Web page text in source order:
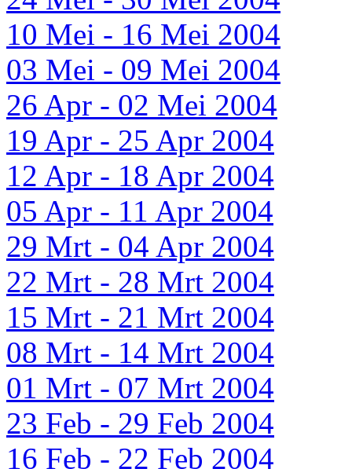
10 Mei - 16 Mei 2004
03 Mei - 09 Mei 2004
26 Apr - 02 Mei 2004
19 Apr - 25 Apr 2004
12 Apr - 18 Apr 2004
05 Apr - 11 Apr 2004
29 Mrt - 04 Apr 2004
22 Mrt - 28 Mrt 2004
15 Mrt - 21 Mrt 2004
08 Mrt - 14 Mrt 2004
01 Mrt - 07 Mrt 2004
23 Feb - 29 Feb 2004
16 Feb - 22 Feb 2004